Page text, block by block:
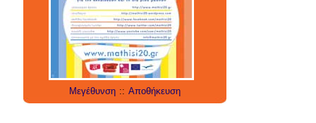
social media έρευνα technology
twitter εργαλεία internet applications
Μεγέθυνση :: Αποθήκευση